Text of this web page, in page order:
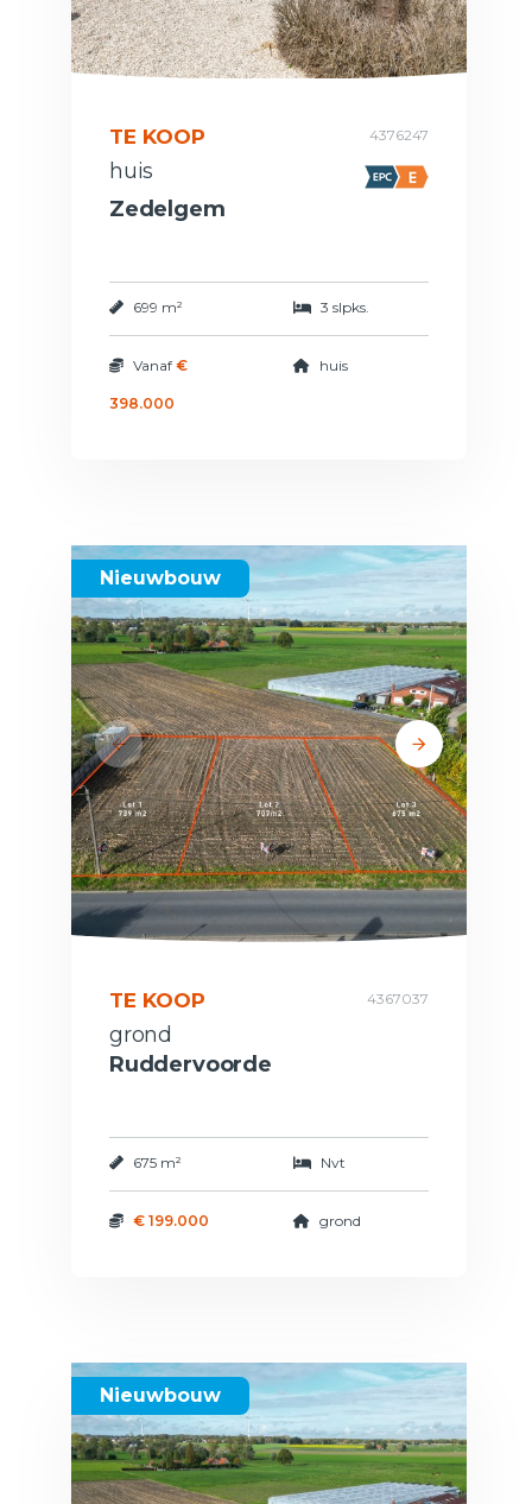
TE KOOP 4376247
huis
Zedelgem
699 m² 3 slpks.
Vanaf €
398.000
huis
Nieuwbouw
TE KOOP 4367037
grond
Ruddervoorde
675 m² Nvt
€ 199.000 grond
Nieuwbouw